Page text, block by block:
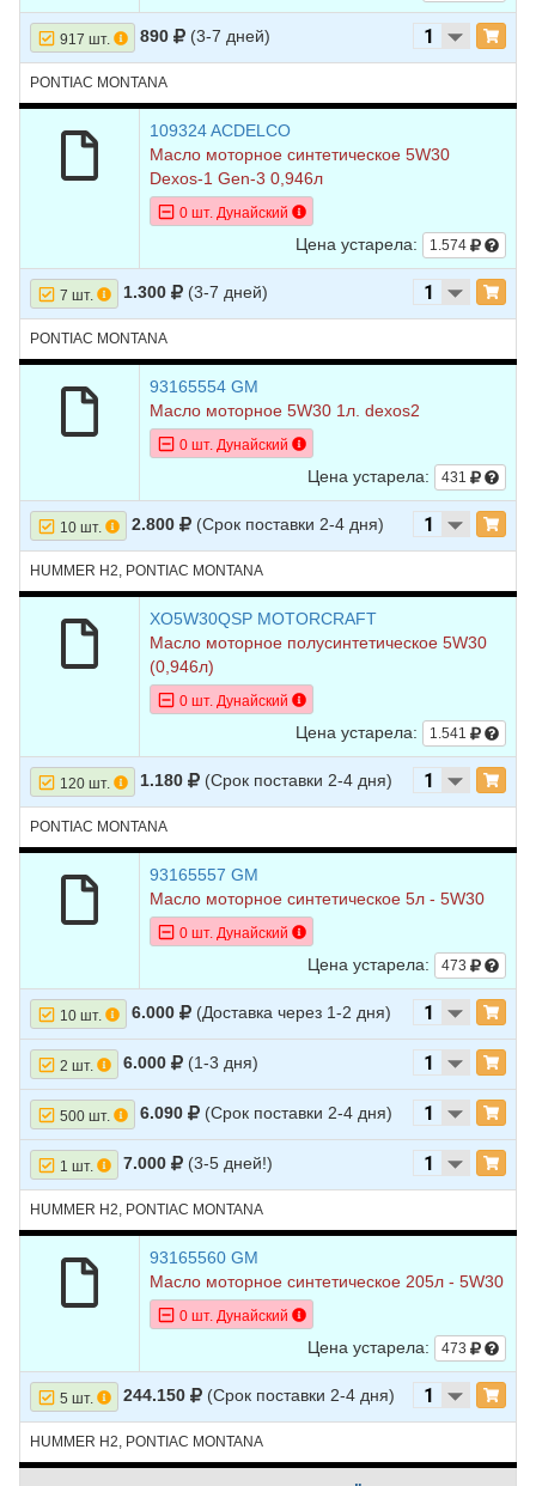
917 шт. 890 (3-7 дней)
PONTIAC MONTANA
109324 ACDELCO
Масло моторное синтетическое 5W30
Dexos-1 Gen-3 0,946л
0 шт. Дунайский
Цена устарела: 1.574
7 шт. 1.300 (3-7 дней)
PONTIAC MONTANA
93165554 GM
Масло моторное 5W30 1л. dexos2
0 шт. Дунайский
Цена устарела: 431
10 шт. 2.800 (Срок поставки 2-4 дня)
HUMMER H2, PONTIAC MONTANA
XO5W30QSP MOTORCRAFT
Масло моторное полусинтетическое 5W30
(0,946л)
0 шт. Дунайский
Цена устарела: 1.541
120 шт. 1.180 (Срок поставки 2-4 дня)
PONTIAC MONTANA
93165557 GM
Масло моторное синтетическое 5л - 5W30
0 шт. Дунайский
Цена устарела: 473
10 шт. 6.000 (Доставка через 1-2 дня)
2 шт. 6.000 (1-3 дня)
500 шт. 6.090 (Срок поставки 2-4 дня)
1 шт. 7.000 (3-5 дней!)
HUMMER H2, PONTIAC MONTANA
93165560 GM
Масло моторное синтетическое 205л - 5W30
0 шт. Дунайский
Цена устарела: 473
5 шт. 244.150 (Срок поставки 2-4 дня)
HUMMER H2, PONTIAC MONTANA